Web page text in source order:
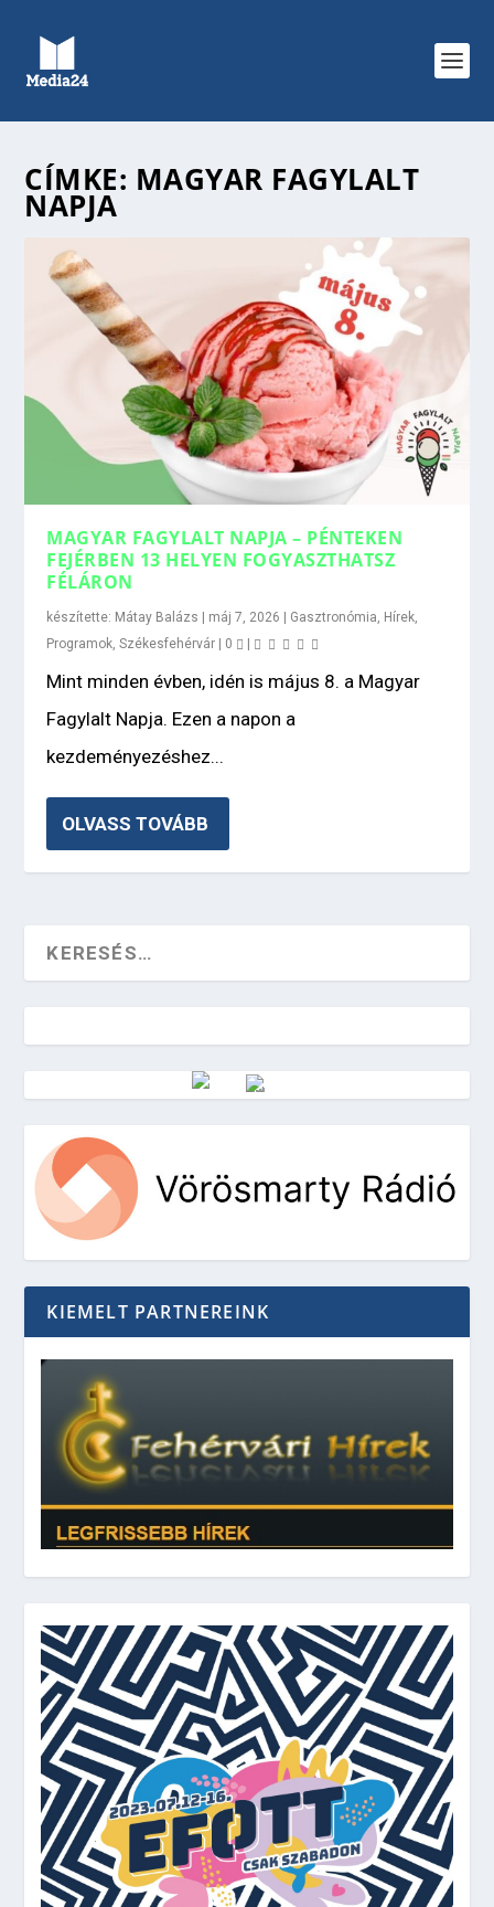
CÍMKE: MAGYAR FAGYLALT
NAPJA
MAGYAR FAGYLALT NAPJA – PÉNTEKEN
FEJÉRBEN 13 HELYEN FOGYASZTHATSZ
FÉLÁRON
készítette: Mátay Balázs | máj 7, 2026 | Gasztronómia Hírek
Programok ,Székesfehérvár | 0 |
Mint minden évben, idén is május 8. a Magyar
Fagylalt Napja. Ezen a napon a
kezdeményezéshez...
OLVASS TOVÁBB
Vörösmarty Rádió
KIEMELT PARTNEREINK